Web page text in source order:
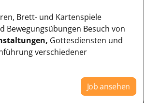
Brett- und Kartenspiele
Bewegungsübungen Besuch von
Gottesdiensten und
verschiedener
Job ansehen